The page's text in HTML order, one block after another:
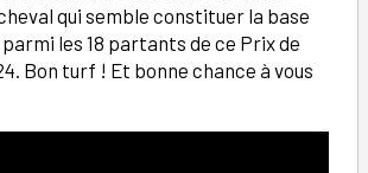
cheval qui semble constituer la base
les 18 partants de ce Prix de
Bon turf ! Et bonne chance à vous